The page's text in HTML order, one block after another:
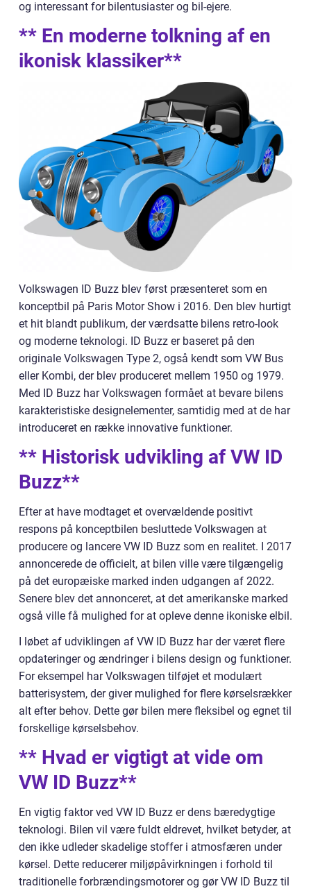
og interessant for bilentusiaster og bil-ejere.
** En moderne tolkning af en
ikonisk klassiker**
Volkswagen ID Buzz blev først præsenteret som en
konceptbil på Paris Motor Show i 2016. Den blev hurtigt
et hit blandt publikum, der værdsatte bilens retro-look
og moderne teknologi. ID Buzz er baseret på den
originale Volkswagen Type 2, også kendt som VW Bus
eller Kombi, der blev produceret mellem 1950 og 1979.
Med ID Buzz har Volkswagen formået at bevare bilens
karakteristiske designelementer, samtidig med at de har
introduceret en række innovative funktioner.
** Historisk udvikling af VW ID
Buzz**
Efter at have modtaget et overvældende positivt
respons på konceptbilen besluttede Volkswagen at
producere og lancere VW ID Buzz som en realitet. I 2017
annoncerede de officielt, at bilen ville være tilgængelig
på det europæiske marked inden udgangen af 2022.
Senere blev det annonceret, at det amerikanske marked
også ville få mulighed for at opleve denne ikoniske elbil.
I løbet af udviklingen af VW ID Buzz har der været flere
opdateringer og ændringer i bilens design og funktioner.
For eksempel har Volkswagen tilføjet et modulært
batterisystem, der giver mulighed for flere kørselsrækker
alt efter behov. Dette gør bilen mere fleksibel og egnet til
forskellige kørselsbehov.
** Hvad er vigtigt at vide om
VW ID Buzz**
En vigtig faktor ved VW ID Buzz er dens bæredygtige
teknologi. Bilen vil være fuldt eldrevet, hvilket betyder, at
den ikke udleder skadelige stoffer i atmosfæren under
kørsel. Dette reducerer miljøpåvirkningen i forhold til
traditionelle forbrændingsmotorer og gør VW ID Buzz til